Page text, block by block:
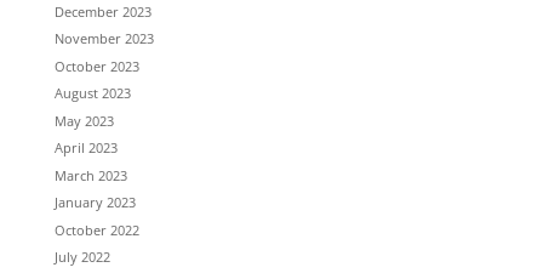
December 2023
November 2023
October 2023
August 2023
May 2023
April 2023
March 2023
January 2023
October 2022
July 2022